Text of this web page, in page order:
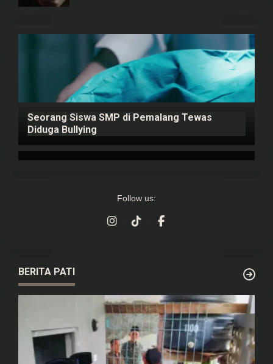
Seorang Siswa SMP di Pemalang Tewas
Diduga Bullying
Follow us:
BERITA PATI